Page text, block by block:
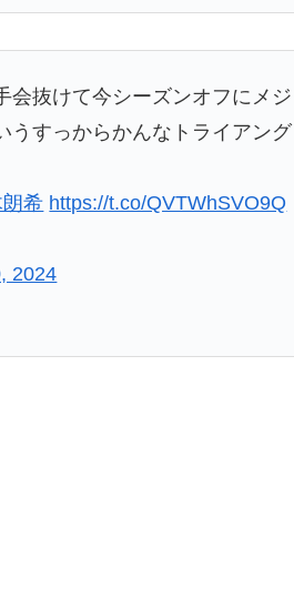
会抜けて今シーズンオフにメジ
うすっからかんなトライアング
希 https://t.co/QVTWhSVO9Q
2024